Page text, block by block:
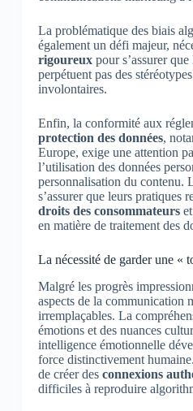
La problématique des biais
également un défi majeur,
rigoureuxpour s’assurer que
perpétuent pas des
involontaires.
Enfin, la conformité aux
protection des données,
Europe, exige une attention
l’utilisation des données
personnalisation du contenu.
s’assurer que leurs pratiques
droits des consommateurset
en matière de traitement des
La nécessité de garder une «
Malgré les progrès
aspects de la communication
irremplaçables. La
émotions et des nuances
intelligence émotionnelle
force distinctivement
de créer des connexions
difficiles à reproduire